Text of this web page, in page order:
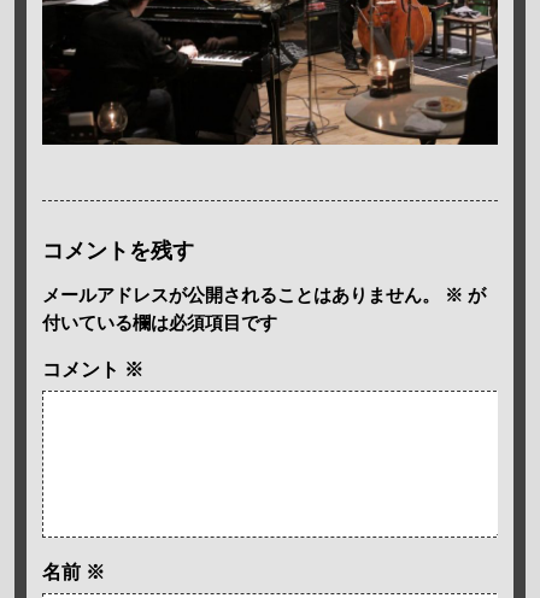
コメントを残す
メールアドレスが公開されることはありません。 ※ が
付いている欄は必須項目です
コメント ※
名前 ※